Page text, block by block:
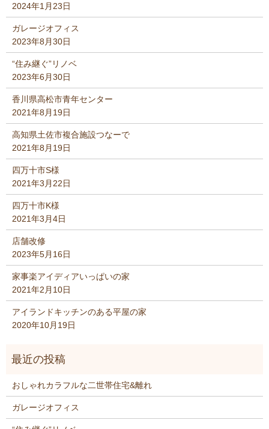
2024年1月23日
ガレージオフィス
2023年8月30日
“住み継ぐ”リノベ
2023年6月30日
香川県高松市青年センター
2021年8月19日
高知県土佐市複合施設つなーで
2021年8月19日
四万十市S様
2021年3月22日
四万十市K様
2021年3月4日
店舗改修
2023年5月16日
家事楽アイディアいっぱいの家
2021年2月10日
アイランドキッチンのある平屋の家
2020年10月19日
おしゃれカラフルな二世帯住宅&離れ
ガレージオフィス